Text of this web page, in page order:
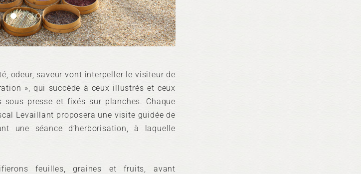
odeur, saveur vont interpeller le visiteur de
», qui succède à ceux illustrés et ceux
sous presse et fixés sur planches. Chaque
Levaillant proposera une visite guidée de
une séance d’herborisation, à laquelle
feuilles, graines et fruits, avant